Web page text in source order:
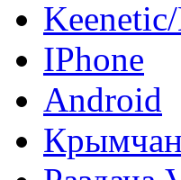
IPhone
Android